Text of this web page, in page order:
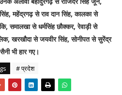
महेंद्रगढ़ से राव दान सिंह, कालका से
समालखा से धर्मसिंह छौक्कर, रेवाड़ी से
खरखौदा से जयवीर सिंह, सोनीपत से सुरेंद्र
भी हार गए।
# प्रदेश